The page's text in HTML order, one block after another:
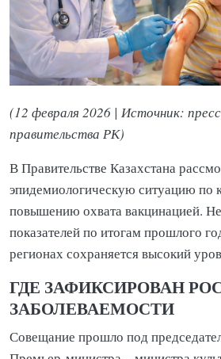
(12 февраля 2026 | Источник:
правительства РК)
В Правительстве Казахстана
эпидемиологическую ситуацию по
повышению охвата вакцинацией.
показателей по итогам прошлого
регионах сохраняется высокий
ГДЕ ЗАФИКСИРОВАН
ЗАБОЛЕВАЕМОСТИ
Совещание прошло под